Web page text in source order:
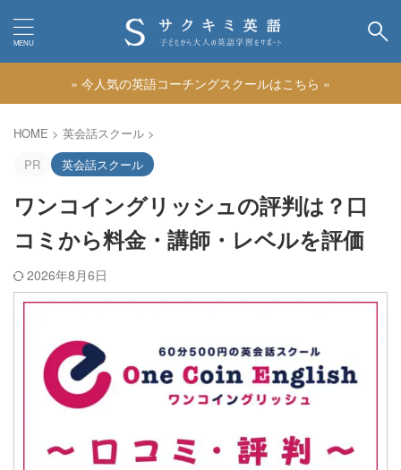
» 今人気の英語コーチングスクールはこちら «
HOME > 英会話スクール >
PR
英会話スクール
ワンコイングリッシュの評判は？口
コミから料金・講師・レベルを評価
2026年8月6日